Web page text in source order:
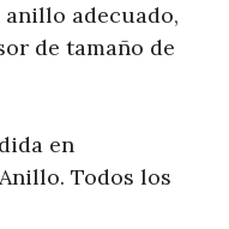
adecuado,
de tamaño de
en
Todos los